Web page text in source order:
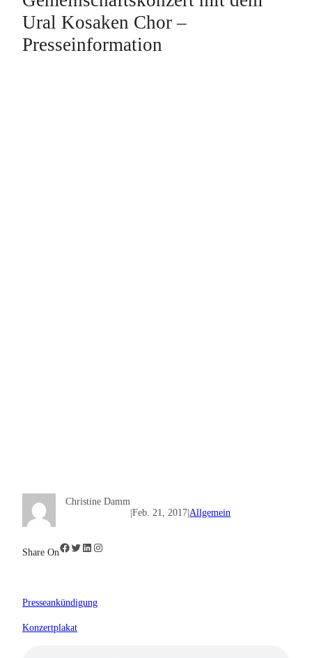
Ural Kosaken Chor –
Presseinformation
Christine Damm
|Feb. 21, 2017|Allgemein
Share OnFacebook
Twitter
LinkedIn
Instagram
Presseankündigung
Konzertplakat